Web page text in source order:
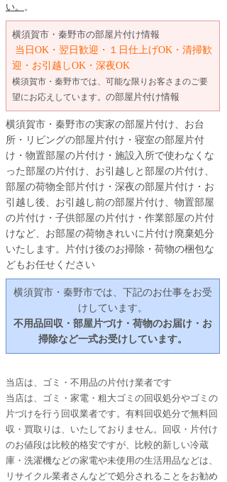
い。
。
横須賀市・秦野市の部屋片付け情報
当日OK・翌日歓迎・１日仕上げOK・清掃歓
迎・お引越しOK・深夜OK
横須賀市・秦野市では、可能な限りお客さまのご要
望にお応えしています。 の部屋片付け情報
横須賀市・秦野市の実家の部屋片付け、お台
所・リビングの部屋片付け・寝室の部屋片付
け・物置部屋の片付け・施設入所で使わなくな
った部屋の片付け、お引越しと部屋の片付け、
部屋の荷物全部片付け・深夜の部屋片付け・お
引越し後、お引越し前の部屋片付け、物置部屋
の片付け・子供部屋の片付け・作業部屋の片付
けなど、お部屋の荷物きれいに片付け廃棄処分
いたします。片付け後のお掃除・荷物の梱包な
どもお任せください
横須賀市・秦野市では、下記のお仕事をお受
けしています。
不用品回収・部屋片づけ・荷物のお届け・お
掃除など一式お受けしています。
当店は、ゴミ・不用品の片付け業者です
当店は、ゴミ・家電・粗大ゴミの回収処分やゴミの
片づけを行う回収業者です。有料回収処分で無料回
収・買取りは、いたしておりません。回収・片付け
のお値段は比較的格安ですが、比較的新しい冷蔵
庫・洗濯機などの家電や未使用の生活用品などは、
リサイクル業者さんなどで処分されることをお勧め